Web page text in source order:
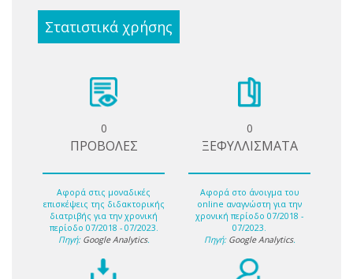
Στατιστικά χρήσης
0
ΠΡΟΒΟΛΕΣ
Αφορά στις μοναδικές
επισκέψεις της διδακτορικής
διατριβής για την χρονική
περίοδο 07/2018 - 07/2023.
Πηγή: Google Analytics.
0
ΞΕΦΥΛΛΙΣΜΑΤΑ
Αφορά στο άνοιγμα του
online αναγνώστη για την
χρονική περίοδο 07/2018 -
07/2023.
Πηγή: Google Analytics.